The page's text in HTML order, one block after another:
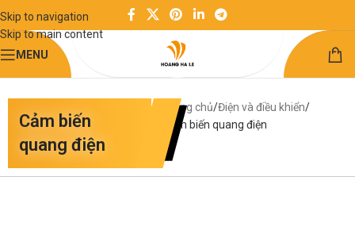
Skip to navigation
Skip to main content
MENU
Cảm biến
quang điện
Trang chủ Điện và điều khiển
Cảm biến quang điện